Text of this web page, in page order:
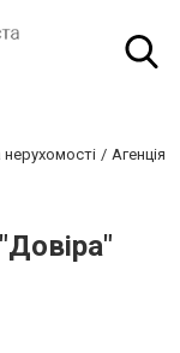
нерухомості
Агенція